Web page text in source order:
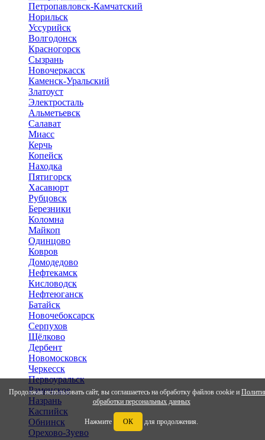
Продолжая использовать сайт, вы соглашаетесь на обработку файлов cookie и
обработки персональных данных
Нажмите ОК для продолжения.
Петропавловск-Камчатский
Норильск
Уссурийск
Волгодонск
Красногорск
Сызрань
Новочеркасск
Каменск-Уральский
Златоуст
Электросталь
Альметьевск
Салават
Миасс
Керчь
Копейск
Находка
Пятигорск
Хасавюрт
Рубцовск
Березники
Коломна
Майкоп
Одинцово
Ковров
Домодедово
Нефтекамск
Кисловодск
Нефтеюганск
Батайск
Новочебоксарск
Серпухов
Щёлково
Дербент
Новомосковск
Черкесск
Первоуральск
Раменское
Назрань
Каспийск
Обнинск
Орехово-Зуево